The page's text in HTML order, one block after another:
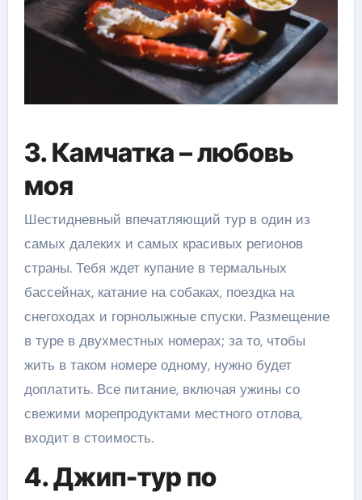
3. Камчатка – любовь
моя
Шестидневный впечатляющий тур в один из
самых далеких и самых красивых регионов
страны. Тебя ждет купание в термальных
бассейнах, катание на собаках, поездка на
снегоходах и горнолыжные спуски. Размещение
в туре в двухместных номерах; за то, чтобы
жить в таком номере одному, нужно будет
доплатить. Все питание, включая ужины со
свежими морепродуктами местного отлова,
входит в стоимость.
4. Джип-тур по